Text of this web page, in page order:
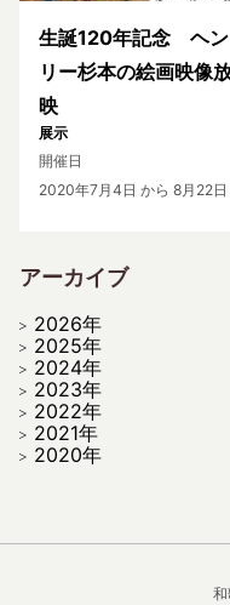
生誕120年記念 ヘン
リー杉本の絵画映像
映
展示
開催日
2020年7月4日 から 8月22日
アーカイブ
2026年
2025年
2024年
2023年
2022年
2021年
2020年